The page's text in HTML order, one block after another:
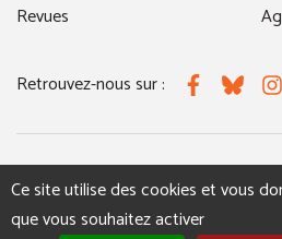
Revues
Retrouvez-nous sur : FacebookBluesky
Ce site utilise des cookies et vous
que vous souhaitez activer